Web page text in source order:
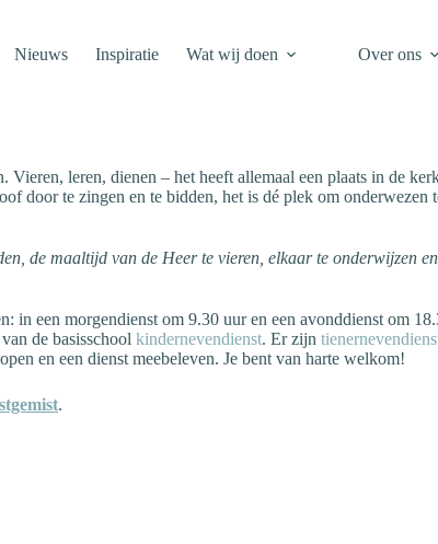
Nieuws Inspiratie Wat wij doen Over ons
leren, dienen – het heeft allemaal een plaats in de
door te zingen en te bidden, het is dé plek om
de maaltijd van de Heer te vieren, elkaar te onderwijzen
in een morgendienst om 9.30 uur en een avonddienst om
de basisschool kindernevendienst. Er zijn
en een dienst meebeleven. Je bent van harte welkom!
.